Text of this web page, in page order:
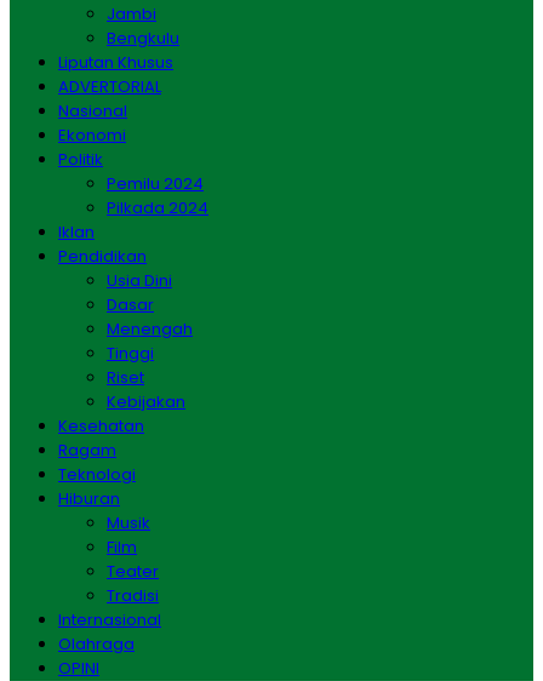
Jambi
Bengkulu
Liputan Khusus
ADVERTORIAL
Nasional
Ekonomi
Politik
Pemilu 2024
Pilkada 2024
Iklan
Pendidikan
Usia Dini
Dasar
Menengah
Tinggi
Riset
Kebijakan
Kesehatan
Ragam
Teknologi
Hiburan
Musik
Film
Teater
Tradisi
Internasional
Olahraga
OPINI